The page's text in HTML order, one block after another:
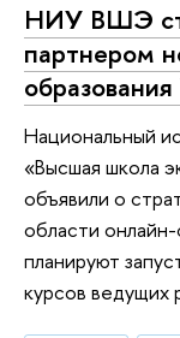
НИУ ВШЭ
партнером
Национальный
«Высшая школа
объявили о
области
планируют
курсов ведущих